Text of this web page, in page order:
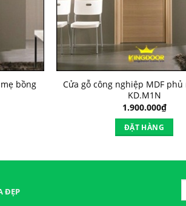
bồng
Cửa gỗ công nghiệp MDF
KD.M1N
1.900.000₫
ĐẶT HÀNG
ĐẸP